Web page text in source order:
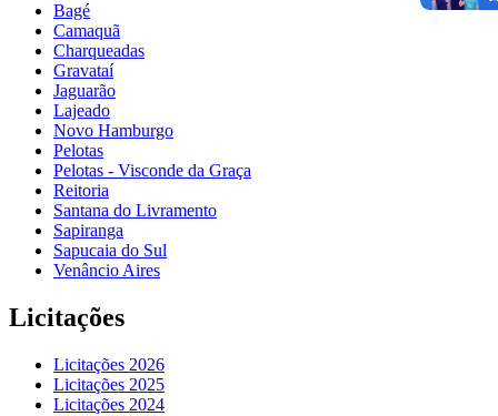
Bagé
Camaquã
Charqueadas
Gravataí
Jaguarão
Lajeado
Novo Hamburgo
Pelotas
Pelotas - Visconde da Graça
Reitoria
Santana do Livramento
Sapiranga
Sapucaia do Sul
Venâncio Aires
Licitações
Licitações 2026
Licitações 2025
Licitações 2024